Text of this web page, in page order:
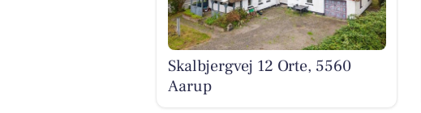
Skalbjergvej 12 Orte, 5560
Aarup